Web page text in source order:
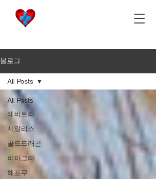
블로그
All Posts
레비트라
시알리스
골드드래곤
비아그라
해포쿠
All Posts